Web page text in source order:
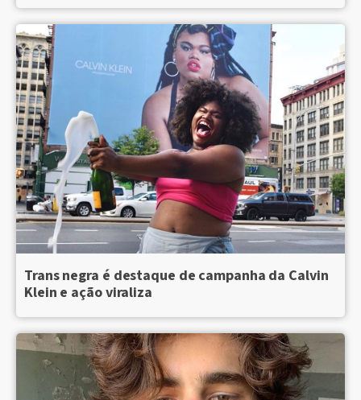
Trans negra é destaque de campanha da Calvin
Klein e ação viraliza